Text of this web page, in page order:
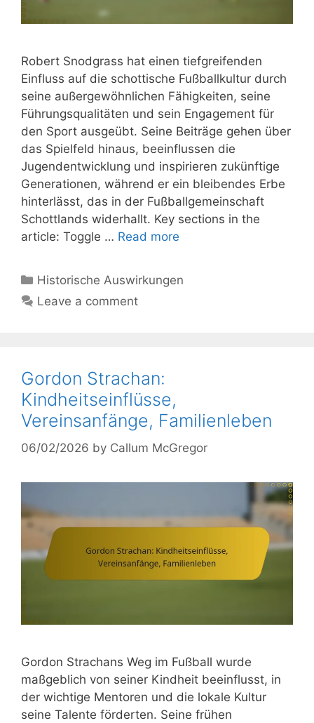
Robert Snodgrass hat einen tiefgreifenden
Einfluss auf die schottische Fußballkultur durch
seine außergewöhnlichen Fähigkeiten, seine
Führungsqualitäten und sein Engagement für
den Sport ausgeübt. Seine Beiträge gehen über
das Spielfeld hinaus, beeinflussen die
Jugendentwicklung und inspirieren zukünftige
Generationen, während er ein bleibendes Erbe
hinterlässt, das in der Fußballgemeinschaft
Schottlands widerhallt. Key sections in the
article: Toggle … Read more
Categories
Historische Auswirkungen
Leave a comment
Gordon Strachan:
Kindheitseinflüsse,
Vereinsanfänge, Familienleben
06/02/2026 by Callum McGregor
Gordon Strachans Weg im Fußball wurde
maßgeblich von seiner Kindheit beeinflusst, in
der wichtige Mentoren und die lokale Kultur
seine Talente förderten. Seine frühen